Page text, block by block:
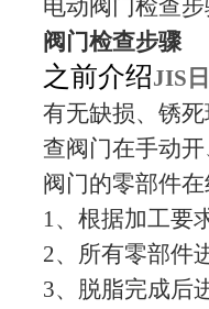
电动阀门检查
阀门检查步骤
之前介绍JIS
有无缺损、锈
查阀门在手动
阀门的零部件
1、根据加工要
2、所有零部件
3、脱脂完成后